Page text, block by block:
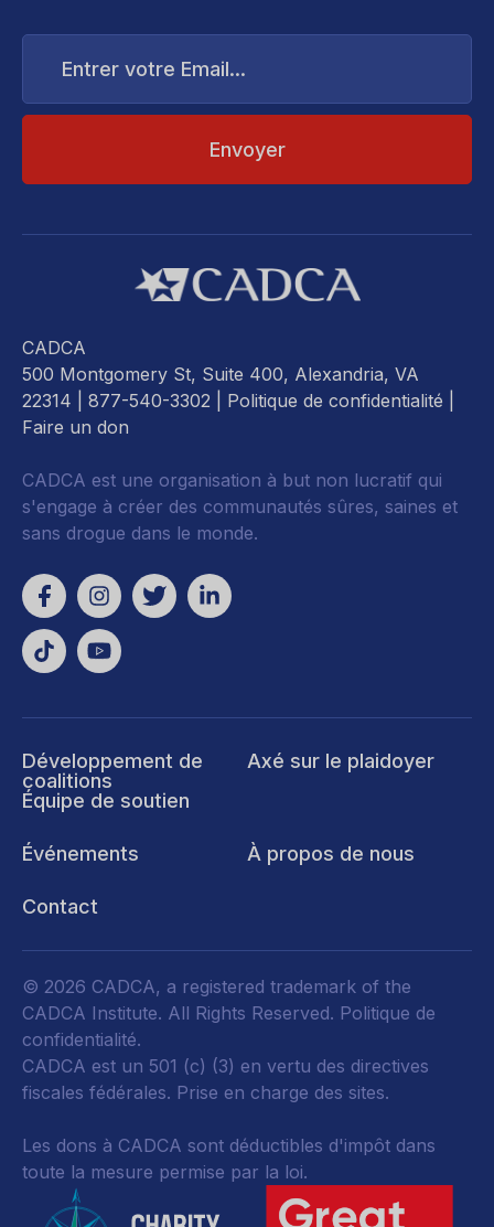
Entrer
Email...
CADCA
500 Montgomery St, Suite 400, Alexandria, VA
22314 | 877-540-3302 | Politique de confidentialité
Faire un don
CADCA est une organisation à but non lucratif qui
s'engage à créer des communautés sûres, saines et
sans drogue dans le monde.
Développement de
coalitions
Équipe de soutien
Axé sur le plaidoyer
Événements À propos de nous
Contact
© 2026 CADCA, a registered trademark of the
CADCA Institute. All Rights Reserved. Politique de
confidentialité.
CADCA est un 501 (c) (3) en vertu des directives
fiscales fédérales. Prise en charge des sites.
Les dons à CADCA sont déductibles d'impôt dans
toute la mesure permise par la loi.